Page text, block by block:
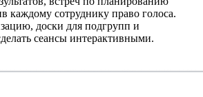
каждому сотруднику право голоса.
доски для подгрупп и
сеансы интерактивными.